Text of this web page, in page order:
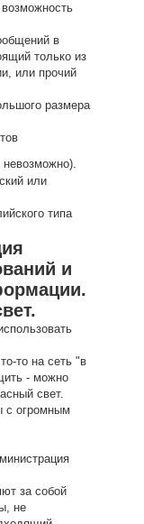
в
только из
или прочий
размера
невозможно).
или
типа
и
то на сеть "в
- можно
свет.
с огромным
за собой
не